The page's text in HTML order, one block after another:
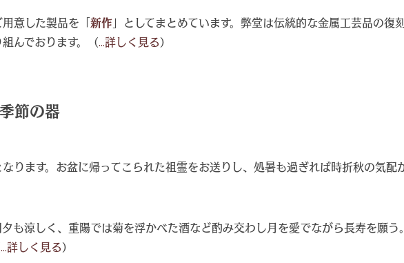
意した製品を「 新作 」としてまとめています。弊堂は伝統的な金属工芸品の復
んでおります。（...詳しく見る ）
節の器
ります。お盆に帰ってこられた祖霊をお送りし、処暑も過ぎれば時折秋の気配
夕も涼しく、重陽では菊を浮かべた酒など酌み交わし月を愛でながら長寿を願
...詳しく見る）